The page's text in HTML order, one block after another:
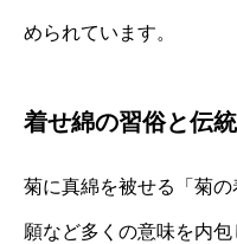
められています。
着せ綿の習俗と伝
菊に真綿を被せる「菊
願など多くの意味を内